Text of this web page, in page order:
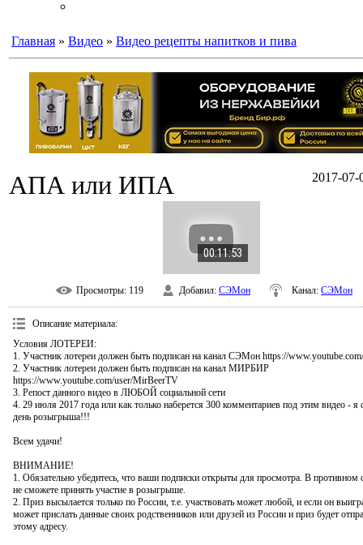
Главная » Видео » Видео рецепты напитков и пива
2017-07-
АПА или ИПА
00:11:53
Просмотры: 119 Добавил: СЭМон Канал: СЭМон
Описание материала:
Условия ЛОТЕРЕИ:
1. Участник лотереи должен быть подписан на канал СЭМон https://
2. Участник лотереи должен быть подписан на канал МИРБИР
https://www.youtube.com/user/MirBeerTV
3. Репост данного видео в ЛЮБОЙ социальной сети
4. 29 июля 2017 года или как только наберется 300 комментариев под этим видео -
день розыгрыша!!!
Всем удачи!
ВНИМАНИЕ!
1. Обязательно убедитесь, что ваши подписки открыты для просмотра. В противном
не сможете принять участие в розыгрыше.
2. Приз высылается только по России, т.е. участвовать может любой, и если он
может прислать данные своих родственников или друзей из России и приз будет
этому адресу.